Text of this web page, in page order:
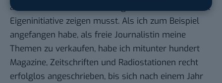
aber auch, dass du hartnäckig dran bleiben und viel
Eigeninitiative zeigen musst. Als ich zum Beispiel
angefangen habe, als freie Journalistin meine
Themen zu verkaufen, habe ich mitunter hundert
Magazine, Zeitschriften und Radiostationen recht
erfolglos angeschrieben, bis sich nach einem Jahr